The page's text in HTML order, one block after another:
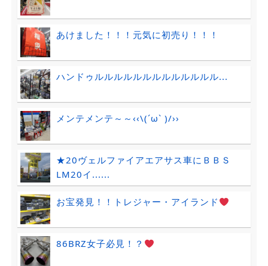
あけました！！！元気に初売り！！！
ハンドゥルルルルルルルルルルルルル...
メンテメンテ～～‹‹\(´ω` )/››
★20ヴェルファイアエアサス車にＢＢＳ
LM20イ......
お宝発見！！トレジャー・アイランド
86BRZ女子必見！？